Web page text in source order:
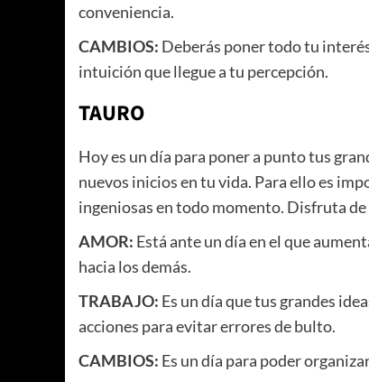
conveniencia.
CAMBIOS: Deberás poner todo tu
intuición que llegue a tu percepción.
TAURO
Hoy es un día para poner a punto tus
nuevos inicios en tu vida. Para ello es
ingeniosas en todo momento. Disfruta de
AMOR: Está ante un día en el que
hacia los demás.
TRABAJO: Es un día que tus grandes
acciones para evitar errores de bulto.
CAMBIOS: Es un día para poder